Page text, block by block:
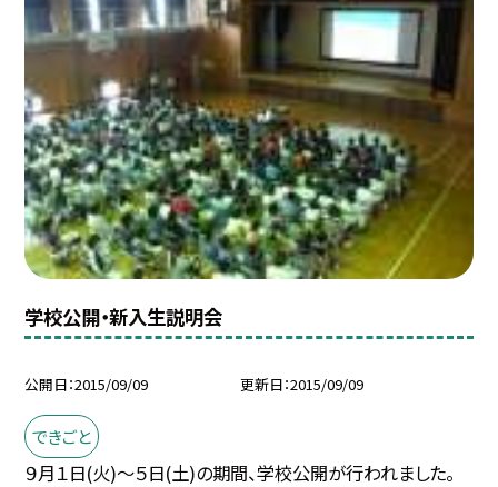
学校公開・新入生説明会
公開日 2015/09/09 更新日 2015/09/09
できごと
９月１日(火)〜５日(土)の期間、学校公開が行われました。